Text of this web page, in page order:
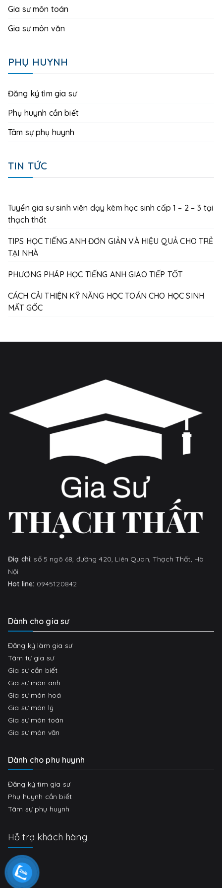
Gia sư môn toán
Gia sư môn văn
PHỤ HUYNH
Đăng ký tìm gia sư
Phụ huynh cần biết
Tâm sự phụ huynh
TIN TỨC
Tuyển gia sư sinh viên dạy kèm học sinh cấp 1 – 2 – 3 tại
thạch thất
TIPS HỌC TIẾNG ANH ĐƠN GIẢN VÀ HIỆU QUẢ CHO TRẺ
TẠI NHÀ
PHƯƠNG PHÁP HỌC TIẾNG ANH GIAO TIẾP TỐT
CÁCH CẢI THIỆN KỸ NĂNG HỌC TOÁN CHO HỌC SINH
MẤT GỐC
Điạ chỉ:số 5 ngõ 68, đường 420, Liên Quan, Thạch Thất, Hà
Nội
Hot line: 0945120842
Dành cho gia sư
Đăng ký làm gia sư
Tâm tư gia sư
Gia sư cần biết
Gia sư môn anh
Gia sư môn hoá
Gia sư môn lý
Gia sư môn toán
Gia sư môn văn
Dành cho phu huynh
Đăng ký tìm gia sư
Phụ huynh cần biết
Tâm sự phụ huynh
Hỗ trợ khách hàng